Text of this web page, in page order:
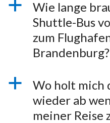
a
Wie lange
Shuttle-Bus
zum
Brandenburg?
a
Wo holt mich
wieder ab
meiner Reise